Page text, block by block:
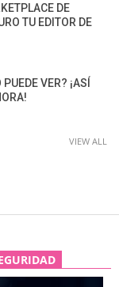
DE
TU EDITOR DE
VER? ¡ASÍ
VIEW ALL